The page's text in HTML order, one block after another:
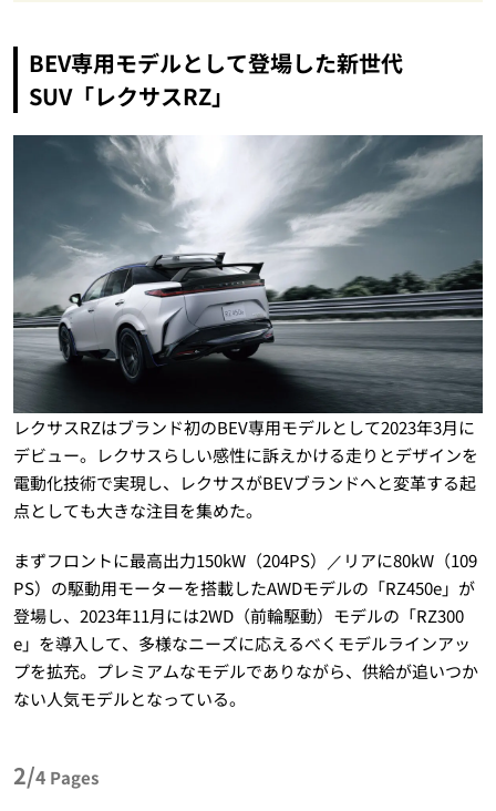
BEV専用モデルとして登場した新世代
SUV「レクサスRZ」
レクサスRZはブランド初のBEV専用モデルとして2023年3月に
デビュー。レクサスらしい感性に訴えかける走りとデザインを
電動化技術で実現し、レクサスがBEVブランドへと変革する起
点としても大きな注目を集めた。
まずフロントに最高出力150kW（204PS）／リアに80kW（109
PS）の駆動用モーターを搭載したAWDモデルの「RZ450e」が
登場し、2023年11月には2WD（前輪駆動）モデルの「RZ300
e」を導入して、多様なニーズに応えるべくモデルラインアッ
プを拡充。プレミアムなモデルでありながら、供給が追いつか
ない人気モデルとなっている。
2/4 Pages